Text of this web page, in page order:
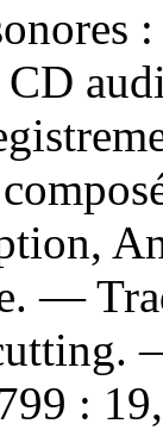
—
: